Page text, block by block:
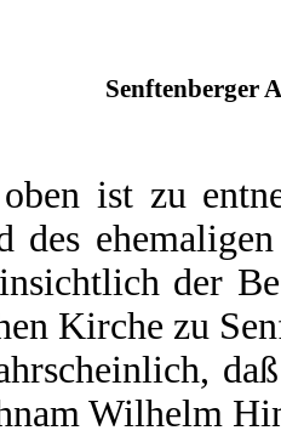
Senftenberger
ist zu
des
der
Kirche zu
Wilhelm